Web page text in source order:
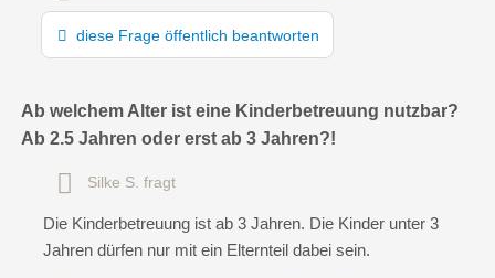
Die Datenschutzerklärunghabe ich zur Kenntnis genommen.
Hinweis: Bitte beachten Sie, öffentliche Fragen sind
für alle
Besucher sichtbar
diese Frage öffentlich beantworten
Ab welchem Alter ist eine Kinderbetreuung nutzbar?
Ab 2.5 Jahren oder erst ab 3 Jahren?!
Silke S. fragt
Die Kinderbetreuung ist ab 3 Jahren. Die Kinder unter 3
Jahren dürfen nur mit ein Elternteil dabei sein.